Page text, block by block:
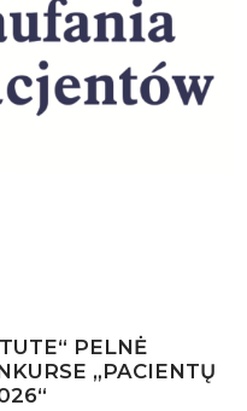
PELNĖ
„PACIENTŲ